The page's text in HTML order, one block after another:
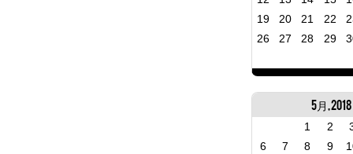
19
20 21 22
26
27 28 29
5月, 2018
1 2
6
7 8 9